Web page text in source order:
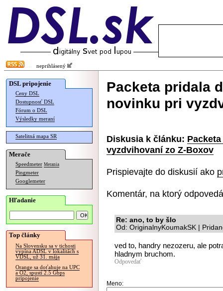
neprihlásený
DSL pripojenie
Ceny DSL
Dostupnosť DSL
Fórum o DSL
Výsledky meraní
Satelitná mapa SR
Merače
Speedmeter Merania
Pingmeter
Googlemeter
Hľadanie
Top články
Na Slovensku sa v tichosti
vypína ADSL v lokalitách s
VDSL, už 31. mája
Orange sa doťahuje na UPC
a O2, spustí 2.5 Gbps
pripojenie
Packeta pridala
novinku pri
Diskusia k článku:
vyzdvihovaní zo Z-Boxov
Prispievajte do diskusií ako
Komentár, na ktorý
Re: ano, to by šlo
Od: OriginalnyKoumakSK |
ved to, handry nezozeru, ale
hladnym bruchom.
Odpovedať
Meno: